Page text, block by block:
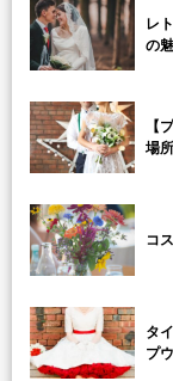
レ
の
【
場
コ
タ
プ